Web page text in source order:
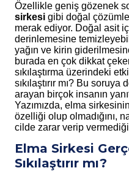
Özellikle geniş gözenek
sirkesi gibi doğal
merak ediyor. Doğal asit
derinlemesine
yağın ve kirin
burada en çok dikkat
sıkılaştırma üzerindeki
sıkılaştırır mı? Bu soruya
arayan birçok insanın
Yazımızda, elma
özelliği olup olmadığını,
cilde zarar verip
Elma Sirkesi
Sıkılaştırır mı?